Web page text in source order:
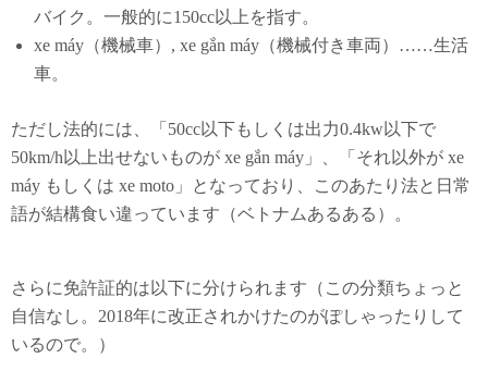
バイク。一般的に150cc以上を指す。
xe máy（機械車）, xe gắn máy（機械付き車両）……生活
車。
ただし法的には、「50cc以下もしくは出力0.4kw以下で
50km/h以上出せないものが xe gắn máy」、「それ以外が xe
máy もしくは xe moto」となっており、このあたり法と日常
語が結構食い違っています（ベトナムあるある）。
さらに免許証的は以下に分けられます（この分類ちょっと
自信なし。2018年に改正されかけたのがぽしゃったりして
いるので。）